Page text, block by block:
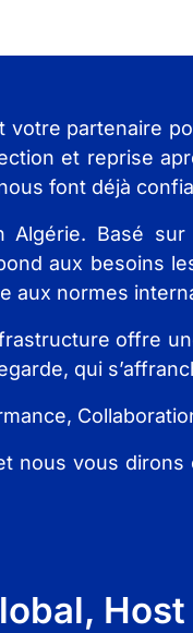
votre partenaire
et reprise
font déjà
Basé
aux besoins
aux normes
offre
qui
nous vous